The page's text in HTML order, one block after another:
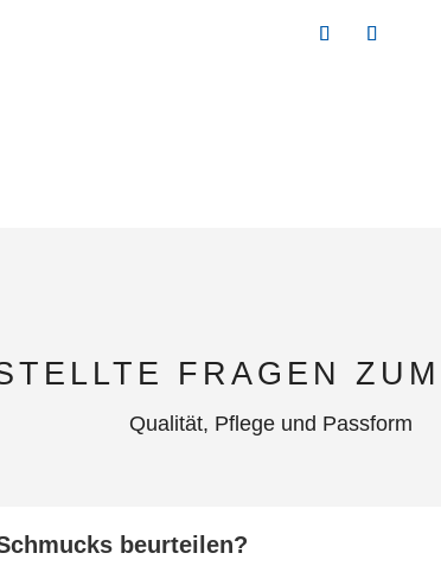
FRAGEN
Qualität, Pflege und Passform
beurteilen?